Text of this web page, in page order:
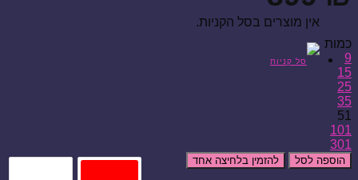
אין מוצרים בסל הקניות.
כמות
9
15
25
35
51
101
301
הוספה לסל להזמין בלחיצה אחד